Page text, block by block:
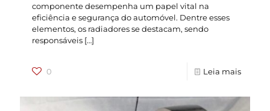
componente desempenha um papel vital na
eficiência e segurança do automóvel. Dentre esses
elementos, os radiadores se destacam, sendo
responsáveis […]
0 Leia mais